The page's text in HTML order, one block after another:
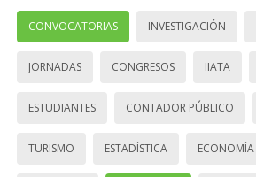
CONVOCATORIAS INVESTIGACIÓN
JORNADAS CONGRESOS IIATA
ESTUDIANTES CONTADOR PÚBLICO
TURISMO ESTADÍSTICA ECONOMÍA